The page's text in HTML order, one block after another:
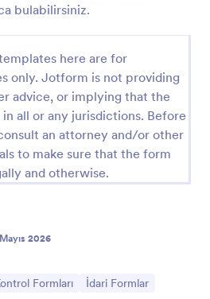
bulabilirsiniz.
here are for
only. Jotform is not providing
advice, or implying that the
all or any jurisdictions. Before
an attorney and/or other
to make sure that the form
and otherwise.
2026
git:Formları Kategoriye git:
İdari Formlar
detaylarını online olarak
düzenli hale getirir.
Kullan
Önizleme